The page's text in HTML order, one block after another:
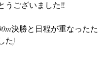
うございました‼️
決勝と日程が重なったた
た)